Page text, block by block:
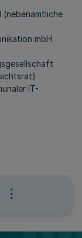
(nebenamtliche
mbH
IT-